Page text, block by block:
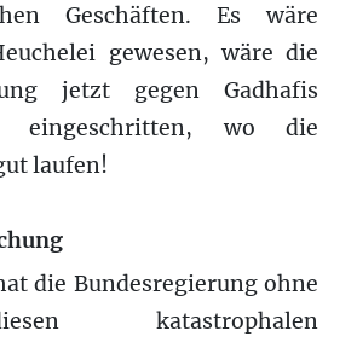
Geschäften. Es wäre
gewesen, wäre die
jetzt gegen Gadhafis
eingeschritten, wo die
laufen!
die Bundesregierung ohne
katastrophalen